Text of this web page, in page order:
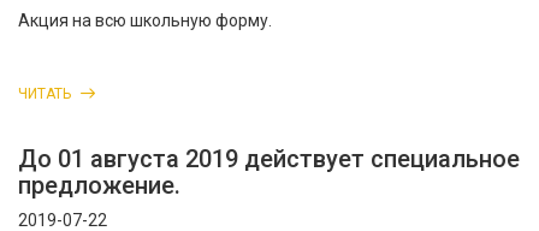
Акция на всю школьную форму.
ЧИТАТЬ
До 01 августа 2019 действует специальное
предложение.
2019-07-22